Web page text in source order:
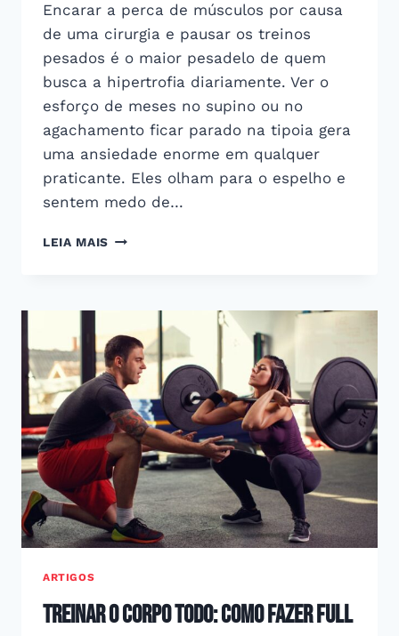
Encarar a perca de músculos por causa
de uma cirurgia e pausar os treinos
pesados é o maior pesadelo de quem
busca a hipertrofia diariamente. Ver o
esforço de meses no supino ou no
agachamento ficar parado na tipoia gera
uma ansiedade enorme em qualquer
praticante. Eles olham para o espelho e
sentem medo de…
LEIA MAIS COMO
MÚSCULOS
DEPOIS
DE
UMA
CIRURGIA
ARTIGOS
Treinar o corpo todo: como fazer full